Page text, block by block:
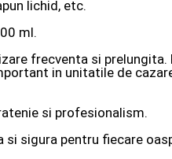
lichid, etc.
ml.
frecventa si prelungita.
in unitatile de
si profesionalism.
si sigura pentru fiecare